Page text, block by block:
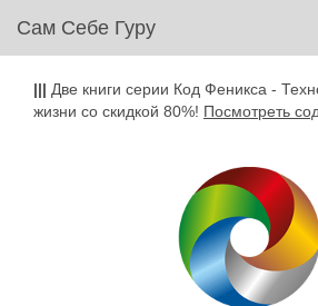
Сам Себе Гуру
||| Две книги серии Код Феникса -
жизни со скидкой 80%! Посмотреть